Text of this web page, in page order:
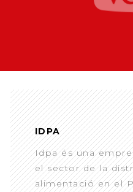
IDPA
Idpa és una
el sector de la
alimentació en el